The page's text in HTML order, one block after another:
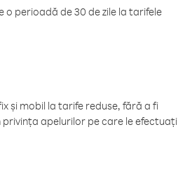
perioadă de 30 de zile la tarifele
și mobil la tarife reduse, fără a fi
privința apelurilor pe care le efectuați